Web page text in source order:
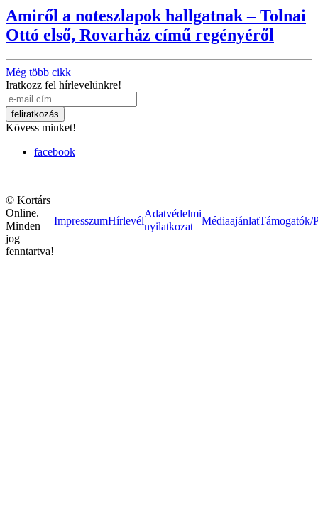
Amiről a noteszlapok hallgatnak – Tolnai
Ottó első, Rovarház című regényéről
Még több cikk
Iratkozz fel hírlevelünkre!
Kövess minket!
facebook
© Kortárs
Online.
Minden
jog
fenntartva!
ImpresszumHírlevél
Adatvédelmi
nyilatkozat
MédiaajánlatTámogatók/